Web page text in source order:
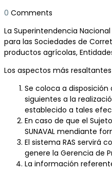
0 Comments
La Superintendencia
para las Sociedades de
productos agrícolas,
Los aspectos más
Se coloca a disposición
siguientes a la
establecido a tales
En caso de que el
SUNAVAL mendiante
El sistema RAS servirá
genere la Gerencia de
La información